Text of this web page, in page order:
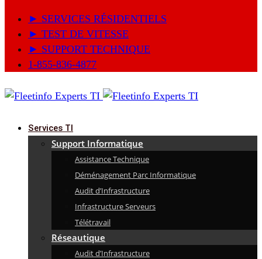
► SERVICES RÉSIDENTIELS
► TEST DE VITESSE
► SUPPORT TECHNIQUE
1-855-836-4877
Services TI
Support Informatique
Assistance Technique
Déménagement Parc Informatique
Audit d’Infrastructure
Infrastructure Serveurs
Télétravail
Réseautique
Audit d’Infrastructure